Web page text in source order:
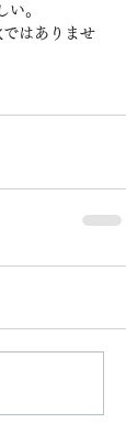
い。
はありませ